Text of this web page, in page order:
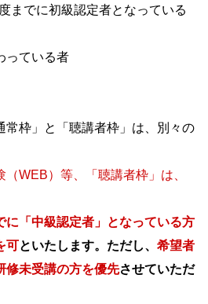
までに初級認定者となっている
っている者
常枠」と「聴講者枠」は、別々の
（WEB）等、「聴講者枠」は、
「中級認定者」となっている方
可といたします。ただし、 希望者
修未受講の方を優先させていただ